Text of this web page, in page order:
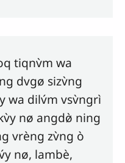
tiqnv̀m wa
dvgø sizv̀ng
wa dilv́m vsv̀ngrì
nø angdø̀ ning
vrèng zv̀ng ò
nø, lambè,